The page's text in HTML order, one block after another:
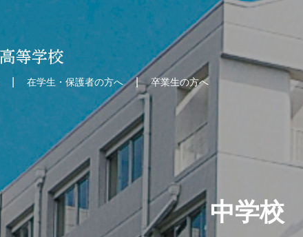
在学生・保護者の方へ 卒業生の方へ
中学校